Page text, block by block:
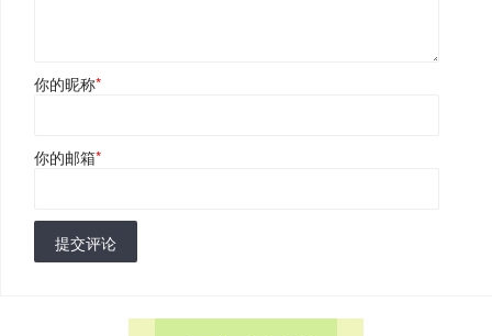
你的昵称*
你的邮箱*
提交评论